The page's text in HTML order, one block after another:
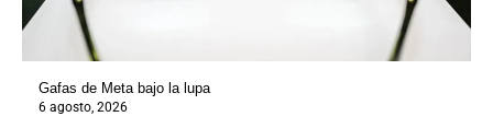
Gafas de Meta bajo la lupa
6 agosto, 2026